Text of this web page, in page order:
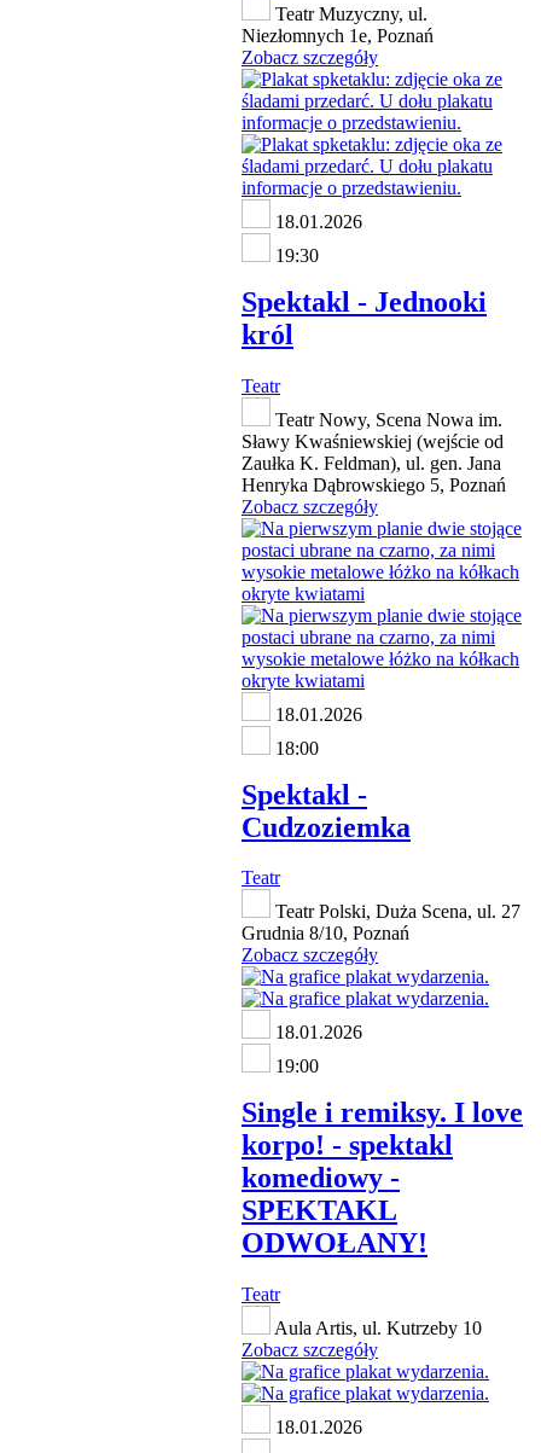
Teatr Muzyczny, ul.
Niezłomnych 1e, Poznań
Zobacz szczegóły
18.01.2026
19:30
Spektakl - Jednooki
król
Teatr
Teatr Nowy, Scena Nowa im.
Sławy Kwaśniewskiej (wejście od
Zaułka K. Feldman), ul. gen. Jana
Henryka Dąbrowskiego 5, Poznań
Zobacz szczegóły
18.01.2026
18:00
Spektakl -
Cudzoziemka
Teatr
Teatr Polski, Duża Scena, ul. 27
Grudnia 8/10, Poznań
Zobacz szczegóły
18.01.2026
19:00
Single i remiksy. I love
korpo! - spektakl
komediowy -
SPEKTAKL
ODWOŁANY!
Teatr
Aula Artis, ul. Kutrzeby 10
Zobacz szczegóły
18.01.2026